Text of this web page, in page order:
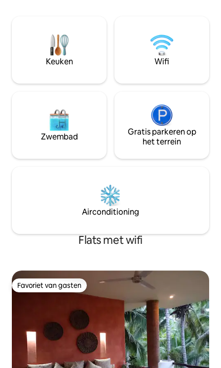
soloreizigers die op zoek zijn naar
comfort en stijl. Verken lokale
restaurants en activiteiten in de buurt
en ontspan vervolgens met het geluid
hier!
op loopafstand.
zwembadservice
Buitenleven kat!!!
Keuken Wifi
Zwembad
Gratis parkeren op
het terrein
Airconditioning
Flats met wifi
Favoriet van gasten
Favoriet van gasten